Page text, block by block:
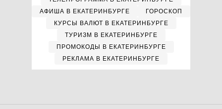
АФИША В ЕКАТЕРИНБУРГЕ
ГОРОСКОП
КУРСЫ ВАЛЮТ В ЕКАТЕРИНБУРГЕ
ТУРИЗМ В ЕКАТЕРИНБУРГЕ
ПРОМОКОДЫ В ЕКАТЕРИНБУРГЕ
РЕКЛАМА В ЕКАТЕРИНБУРГЕ